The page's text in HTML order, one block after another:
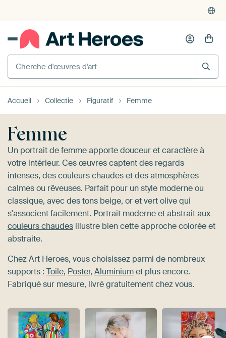
375'000+ murs vides remplis
Cherche d'œuvres d'art
Accueil Collectie Figuratif Femme
Femme
Un portrait de femme apporte douceur et caractère à
votre intérieur. Ces œuvres captent des regards
intenses, des couleurs chaudes et des atmosphères
calmes ou rêveuses. Parfait pour un style moderne ou
classique, avec des tons beige, or et vert olive qui
s'associent facilement. Portrait moderne et abstrait aux
couleurs chaudes illustre bien cette approche colorée et
abstraite.
Chez Art Heroes, vous choisissez parmi de nombreux
supports : Toile, Poster, Aluminiumet plus encore.
Fabriqué sur mesure, livré gratuitement chez vous.